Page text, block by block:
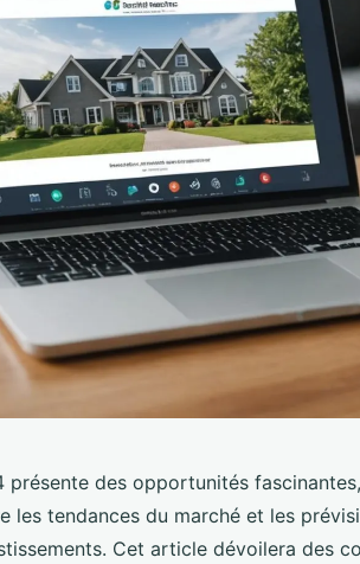
présente des opportunités
les tendances du marché et les
Cet article dévoilera des